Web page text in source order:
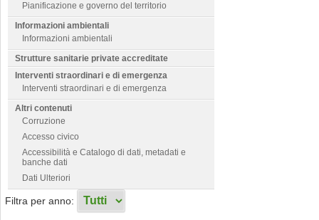
Pianificazione e governo del territorio
Informazioni ambientali
Informazioni ambientali
Strutture sanitarie private accreditate
Interventi straordinari e di emergenza
Interventi straordinari e di emergenza
Altri contenuti
Corruzione
Accesso civico
Accessibilità e Catalogo di dati, metadati e
banche dati
Dati Ulteriori
Filtra per anno: